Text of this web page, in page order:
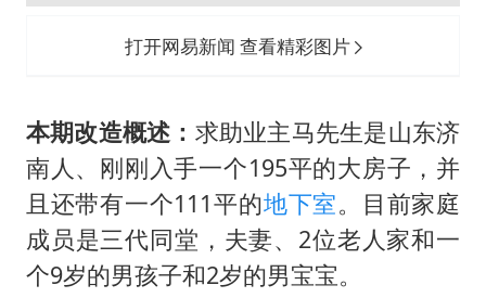
面积虽大，但如何规划得当，保证每个人
的生活品质，也是一门学问。对于自家房
的空间，往地下室的楼梯在哪个方位才能
既不影响客厅，又不影响餐厅的使用功
能；卫生间和衣帽间的门不想对着卧室；
阳台在满足使用功能的前提下，既通往客
厅，又连接老人房；同时，地下室的空间